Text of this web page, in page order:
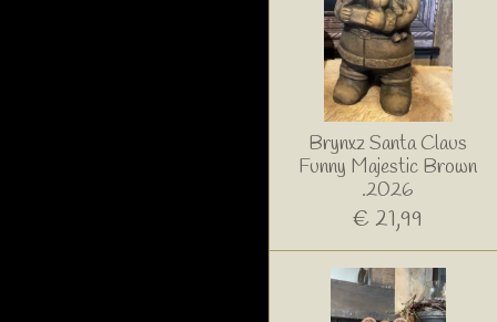
Brynxz Santa Claus
Funny Majestic Brown
.2026
€ 21,99